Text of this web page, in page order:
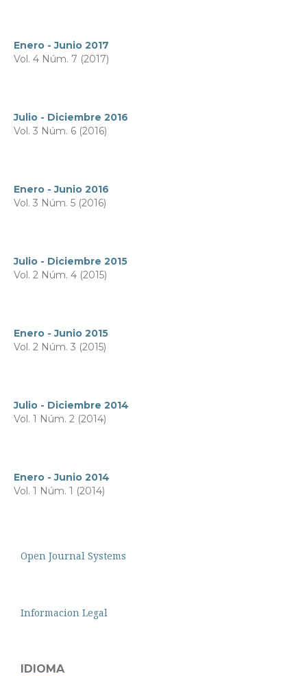
Enero - Junio 2017
Vol. 4 Núm. 7 (2017)
Julio - Diciembre 2016
Vol. 3 Núm. 6 (2016)
Enero - Junio 2016
Vol. 3 Núm. 5 (2016)
Julio - Diciembre 2015
Vol. 2 Núm. 4 (2015)
Enero - Junio 2015
Vol. 2 Núm. 3 (2015)
Julio - Diciembre 2014
Vol. 1 Núm. 2 (2014)
Enero - Junio 2014
Vol. 1 Núm. 1 (2014)
Open Journal Systems
Informacion Legal
IDIOMA